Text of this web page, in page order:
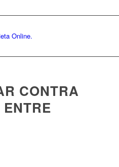
CONTRA